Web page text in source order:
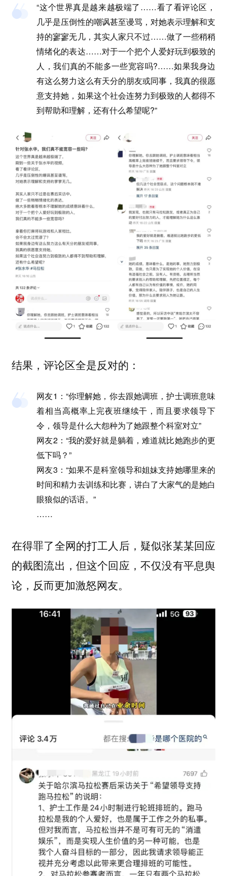
“这个世界真是越来越极端了……看了看评论区，
几乎是压倒性的嘲讽甚至谩骂，对她表示理解和支
持的寥寥无几，其实人家只不过……做了一些稍稍
情绪化的表达……对于一个把个人爱好玩到极致的
人，我们真的不能多一些宽容吗?……如果我身边
有这么努力这么有天分的朋友或同事，我真的很愿
意支持她，如果这个社会连努力到极致的人都得不
到帮助和理解，还有什么希望呢?”
结果，评论区全是反对的：
网友1：“你理解她，你去跟她调班，护士调班意味
着相当高概率上完夜班继续干，而且要求领导下
令，领导是什么大怨种为了她跟整个科室对立”
网友2：“我的爱好就是躺着，难道就比她跑步的更
低下吗？”
网友3：“如果不是科室领导和姐妹支持她哪里来的
时间和精力去训练和比赛，讲白了大家气的是她白
眼狼似的话语。”
……
在得罪了全网的打工人后，疑似张某某回应
的截图流出，但这个回应，不仅没有平息舆
论，反而更加激怒网友。